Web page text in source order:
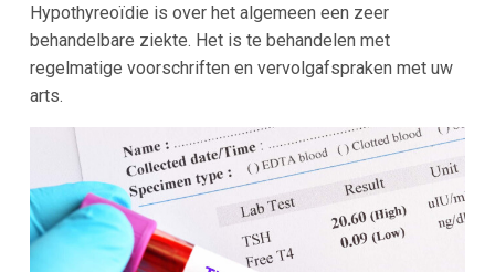
Hypothyreoïdie is over het algemeen een zeer
behandelbare ziekte. Het is te behandelen met
regelmatige voorschriften en vervolgafspraken met uw
arts.